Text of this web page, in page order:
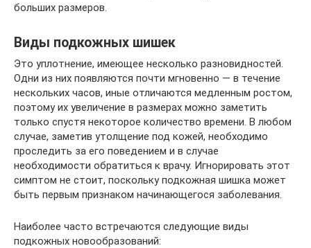
больших размеров.
Виды подкожных шишек
Это уплотнение, имеющее несколько разновидностей.
Одни из них появляются почти мгновенно — в течение
нескольких часов, иные отличаются медленным ростом,
поэтому их увеличение в размерах можно заметить
только спустя некоторое количество времени. В любом
случае, заметив утолщение под кожей, необходимо
проследить за его поведением и в случае
необходимости обратиться к врачу. Игнорировать этот
симптом не стоит, поскольку подкожная шишка может
быть первым признаком начинающегося заболевания.
Наиболее часто встречаются следующие виды
подкожных новообразований: